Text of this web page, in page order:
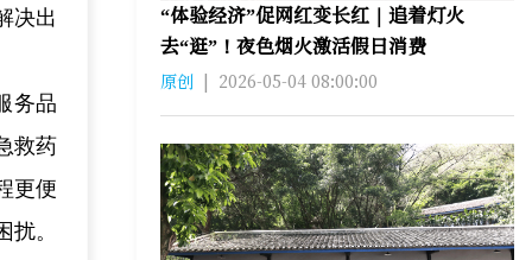
决出
务品
救药
更便
。
“体验经济”促网红变长红｜追着灯火
去“逛”！夜色烟火激活假日消费
原创 | 2026-05-04 08:00:00